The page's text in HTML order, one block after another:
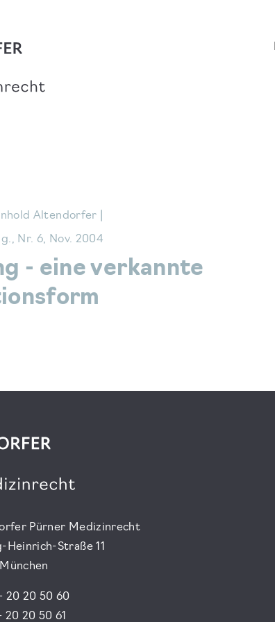
Altendorfer |
Nr. 6, Nov. 2004
- eine verkannte
Pürner Medizinrecht
Heinrich-Straße 11
20 20 50 60
20 20 50 61